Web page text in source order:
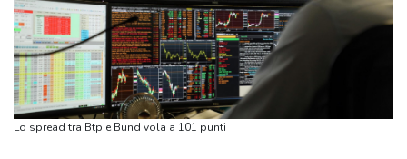
Lo spread tra Btp e Bund vola a 101 punti